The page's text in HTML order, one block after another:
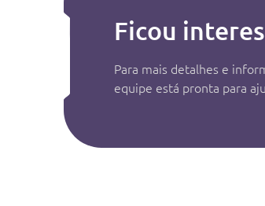
Ficou
Para mais detalhes e
equipe está pronta para